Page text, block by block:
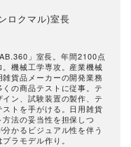
ロクマル)室長
」室長。年間2100点
機械工学専攻。産業機械
貨品メーカーの開発業務
の商品テストに従事。テ
ン、試験装置の製作、テ
トを手がける。日用雑貨
法の妥当性を担保しつ
かるビジュアル性を伴う
ラモデル作り。